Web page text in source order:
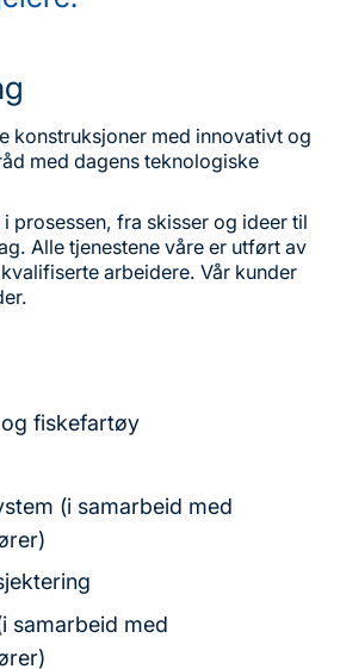
konstruksjoner med innovativt og
med dagens teknologiske
prosessen, fra skisser og ideer til
Alle tjenestene våre er utført av
arbeidere. Vår kunder
fiskefartøy
(i samarbeid med
samarbeid med